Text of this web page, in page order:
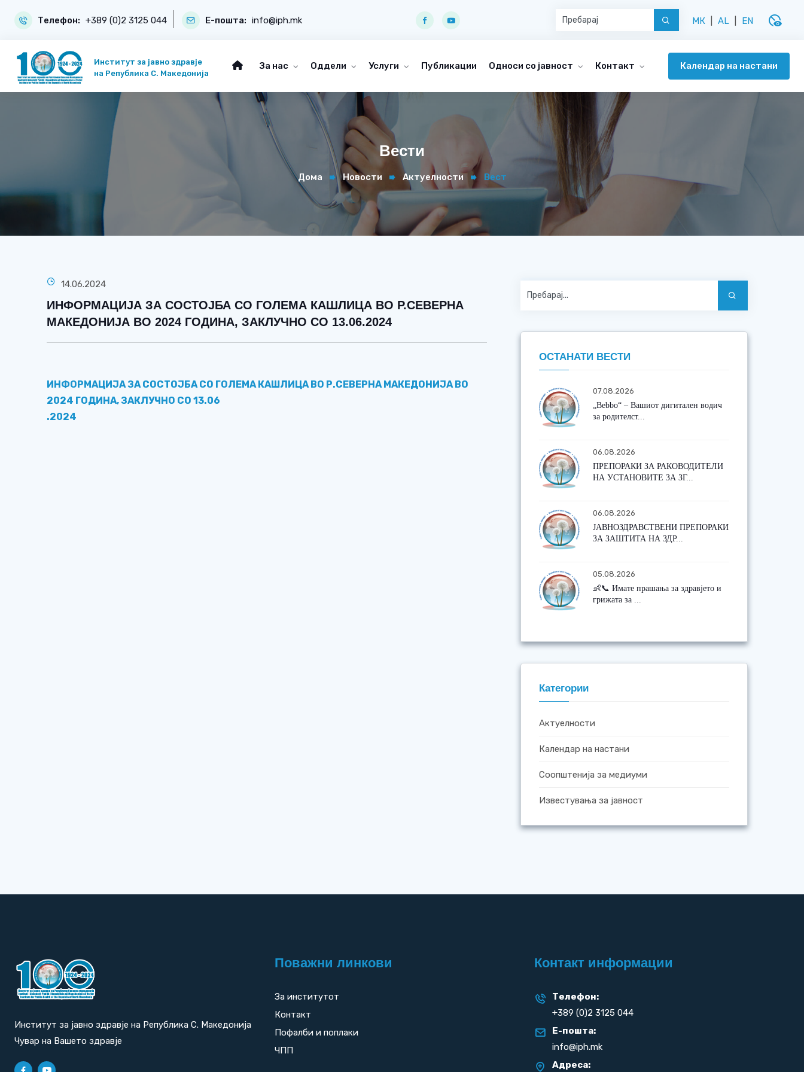
Телефон: +389 (0)2 3125 044 Е-пошта: info@iph.mk МК AL EN disabled_visible
Институт за јавно здравје
на Република С. Македонија
За нас Оддели Услуги Публикации Односи со јавност Контакт Календар на настани
Вести
Дома Новости Актуелности Вест
14.06.2024
ИНФОРМАЦИЈА ЗА СОСТОЈБА СО ГОЛЕМА КАШЛИЦА ВО Р.СЕВЕРНА
МАКЕДОНИЈА ВО 2024 ГОДИНА, ЗАКЛУЧНО СО 13.06.2024
ИНФОРМАЦИЈА ЗА СОСТОЈБА СО ГОЛЕМА КАШЛИЦА ВО Р.СЕВЕРНА МАКЕДОНИЈА ВО
2024 ГОДИНА, ЗАКЛУЧНО СО13.06
.2024
ОСТАНАТИ ВЕСТИ
07.08.2026
„Bebbo“ – Вашиот дигитален водич
за родителст...
06.08.2026
ПРЕПОРАКИ ЗА РАКОВОДИТЕЛИ
НА УСТАНОВИТЕ ЗА ЗГ...
06.08.2026
ЈАВНОЗДРАВСТВЕНИ ПРЕПОРАКИ
ЗА ЗАШТИТА НА ЗДР...
05.08.2026
👶📞 Имате прашања за здравјето и
грижата за ...
Категории
Актуелности
Календар на настани
Соопштенија за медиуми
Известувања за јавност
Институт за јавно здравје на Република С. Македонија
Чувар на Вашето здравје
Поважни линкови
За институтот
Контакт
Пофалби и поплаки
ЧПП
Контакт информации
Телефон:
+389 (0)2 3125 044
Е-пошта:
info@iph.mk
Адреса: